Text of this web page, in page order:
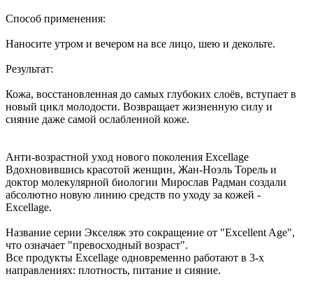
Способ применения:
Наносите утром и вечером на все лицо, шею и декольте.
Результат:
Кожа, восстановленная до самых глубоких слоёв, вступает в
новый цикл молодости. Возвращает жизненную силу и
сияние даже самой ослабленной коже.
Анти-возрастной уход нового поколения Excellage
Вдохновившись красотой женщин, Жан-Ноэль Торель и
доктор молекулярной биологии Мирослав Радман создали
абсолютно новую линию средств по уходу за кожей -
Excellage.
Название серии Экселяж это сокращение от "Excellent Age",
что означает "превосходный возраст".
Все продукты Excellage одновременно работают в 3-х
направлениях: плотность, питание и сияние.